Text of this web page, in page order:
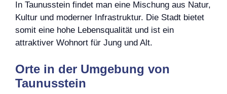
In Taunusstein findet man eine Mischung aus Natur,
Kultur und moderner Infrastruktur. Die Stadt bietet
somit eine hohe Lebensqualität und ist ein
attraktiver Wohnort für Jung und Alt.
Orte in der Umgebung von
Taunusstein